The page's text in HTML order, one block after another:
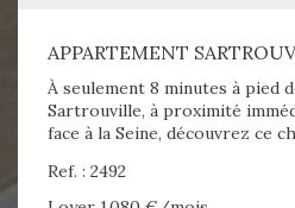
À seulement 8 minutes à pied
Sartrouville, à proximité
face à la Seine, découvrez ce
au 1er étage. L'appartement
avec placard, séjour sur
Ref. : 2492